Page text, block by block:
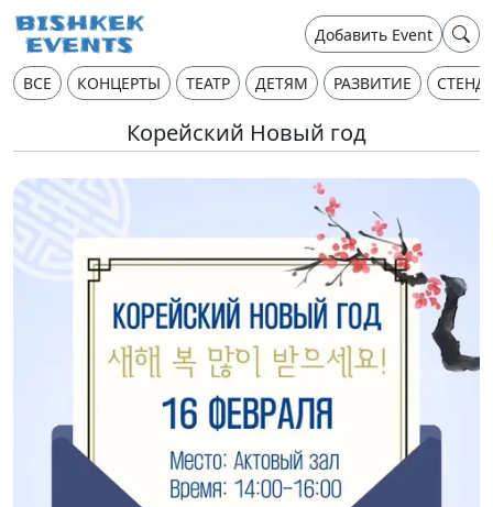
Добавить Event
ВСЕ КОНЦЕРТЫ ТЕАТР ДЕТЯМ РАЗВИТИЕ
Корейский Новый год